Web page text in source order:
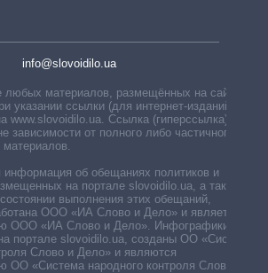
info@slovoidilo.ua
любых материалов, размещённых на сайте,
указании ссылки (для интернет-изданий —
www.slovoidilo.ua. Ссылка (гиперссылка)
зависимости от полного либо частичного
материалов.
информация об обещаниях политиков и
на портале slovoidilo.ua, а также
выполнения этих обещаний,
ООО «ИА Слово и Дело» и является
ООО «ИА Слово и Дело». Инфографики,
портале slovoidilo.ua, созданы ОО «Система
Слово и Дело» и являются
ОО «Система народного контроля Слово и